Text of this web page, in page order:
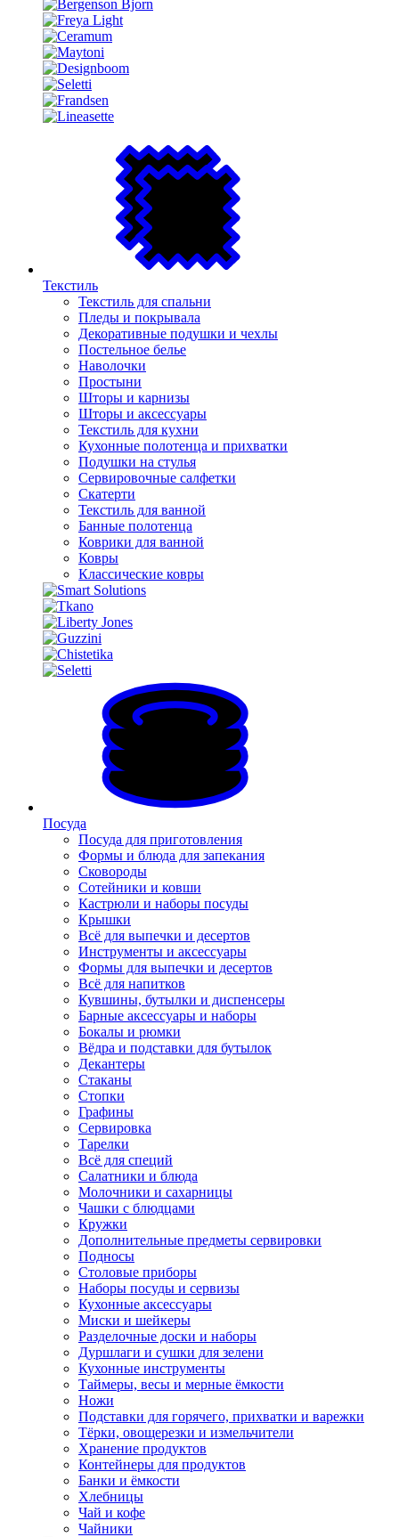
Текстиль
Текстиль для спальни
Пледы и покрывала
Декоративные подушки и чехлы
Постельное белье
Наволочки
Простыни
Шторы и карнизы
Шторы и аксессуары
Текстиль для кухни
Кухонные полотенца и прихватки
Подушки на стулья
Сервировочные салфетки
Скатерти
Текстиль для ванной
Банные полотенца
Коврики для ванной
Ковры
Классические ковры
Посуда
Посуда для приготовления
Формы и блюда для запекания
Сковороды
Сотейники и ковши
Кастрюли и наборы посуды
Крышки
Всё для выпечки и десертов
Инструменты и аксессуары
Формы для выпечки и десертов
Всё для напитков
Кувшины, бутылки и диспенсеры
Барные аксессуары и наборы
Бокалы и рюмки
Вёдра и подставки для бутылок
Декантеры
Стаканы
Стопки
Графины
Сервировка
Тарелки
Всё для специй
Салатники и блюда
Молочники и сахарницы
Чашки с блюдцами
Кружки
Дополнительные предметы сервировки
Подносы
Столовые приборы
Наборы посуды и сервизы
Кухонные аксессуары
Миски и шейкеры
Разделочные доски и наборы
Дуршлаги и сушки для зелени
Кухонные инструменты
Таймеры, весы и мерные ёмкости
Ножи
Подставки для горячего, прихватки и варежки
Тёрки, овощерезки и измельчители
Хранение продуктов
Контейнеры для продуктов
Банки и ёмкости
Хлебницы
Чай и кофе
Чайники